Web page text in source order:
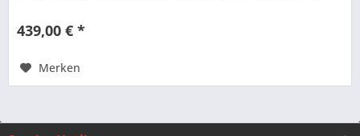
439,00 € *
Merken